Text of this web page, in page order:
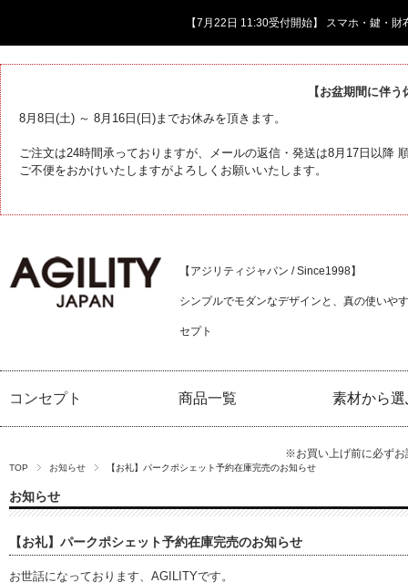
【7月22日 11:30受付開始】 スマホ・鍵・
【お盆期間に伴
8月8日(土) ～ 8月16日(日)までお休みを頂きます。
ご注文は24時間承っておりますが、メールの返信・発送は8月17日以降
ご不便をおかけいたしますがよろしくお願いいたします。
【アジリティジャパン / Since1998】
シンプルでモダンなデザインと、真の使いや
セプト
コンセプト 商品一覧 素材から選
※お買い上げ前に必ず
TOP お知らせ 【お礼】パークポシェット予約在庫完売のお知らせ
お知らせ
【お礼】パークポシェット予約在庫完売のお知らせ
お世話になっております、AGILITYです。